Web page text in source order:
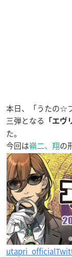
本日、「うたの☆
三弾となる
「エヴ
た。
今回は嶺二、翔の